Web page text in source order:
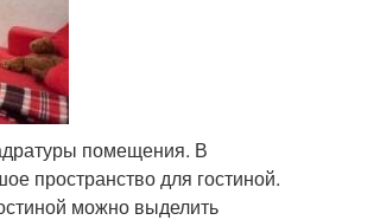
помещения. В
пространство для гостиной.
можно выделить